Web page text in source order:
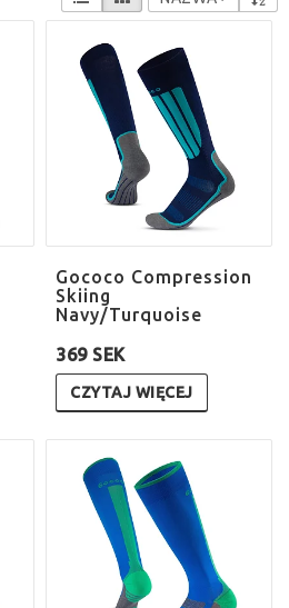
Gococo Compression
Skiing
Navy/Turquoise
369 SEK
CZYTAJ WIĘCEJ